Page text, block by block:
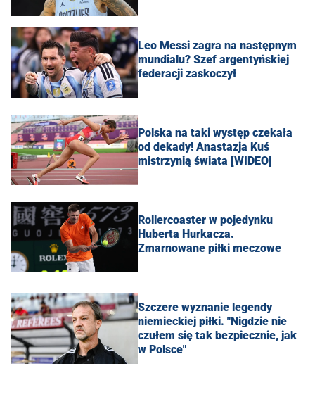
Leo Messi zagra na następnym
mundialu? Szef argentyńskiej
federacji zaskoczył
Polska na taki występ czekała
od dekady! Anastazja Kuś
mistrzynią świata [WIDEO]
Rollercoaster w pojedynku
Huberta Hurkacza.
Zmarnowane piłki meczowe
Szczere wyznanie legendy
niemieckiej piłki. "Nigdzie nie
czułem się tak bezpiecznie, jak
w Polsce"